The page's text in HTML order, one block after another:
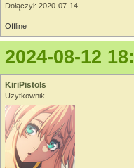
Dołączył: 2020-07-14
Offline
2024-08-12
KiriPistols
Użytkownik